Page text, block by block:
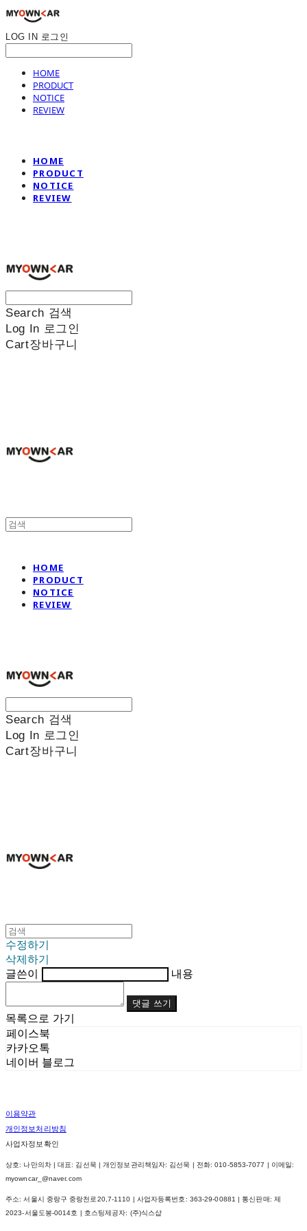
LOG IN 로그인
HOME
PRODUCT
NOTICE
REVIEW
HOME
PRODUCT
NOTICE
REVIEW
Search 검색
Log In 로그인
Cart장바구니
HOME
PRODUCT
NOTICE
REVIEW
Search 검색
Log In 로그인
Cart장바구니
수정하기
삭제하기
글쓴이
내용
댓글 쓰기
목록으로 가기
페이스북
카카오톡
네이버 블로그
이용약관
개인정보처리방침
사업자정보확인
상호: 나만의차 | 대표: 김선묵 | 개인정보관리책임자: 김선묵 | 전화: 010-5853-7077 | 이메일:
myowncar_@naver.com
주소: 서울시 중랑구 중랑천로20,7-1110 | 사업자등록번호: 363-29-00881 | 통신판매: 제
2023-서울도봉-0014호
| 호스팅제공자: (주)식스샵